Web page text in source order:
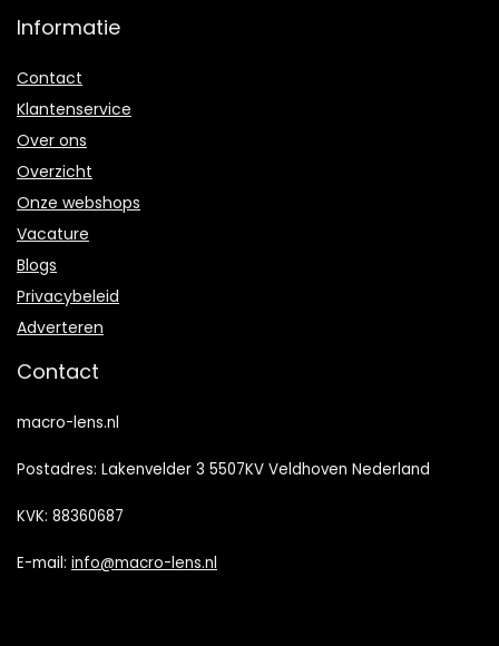
Informatie
Contact
Klantenservice
Over ons
Overzicht
Onze webshops
Vacature
Blogs
Privacybeleid
Adverteren
Contact
macro-lens.nl
Postadres: Lakenvelder 3 5507KV Veldhoven Nederland
KVK: 88360687
E-mail: info@macro-lens.nl